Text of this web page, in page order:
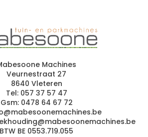
Machines
Veurnestraat 27
8640 Vleteren
Tel: 057 37 57 47
Gsm: 0478 64 67 72
mabesoonemachines.be
khouding@mabesoonemachines.be
BTW BE 0553.719.055